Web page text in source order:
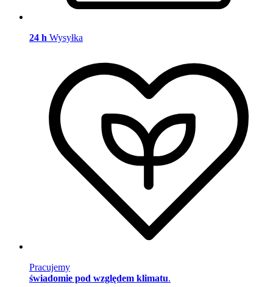
24 h Wysyłka
Pracujemy
świadomie pod względem klimatu.